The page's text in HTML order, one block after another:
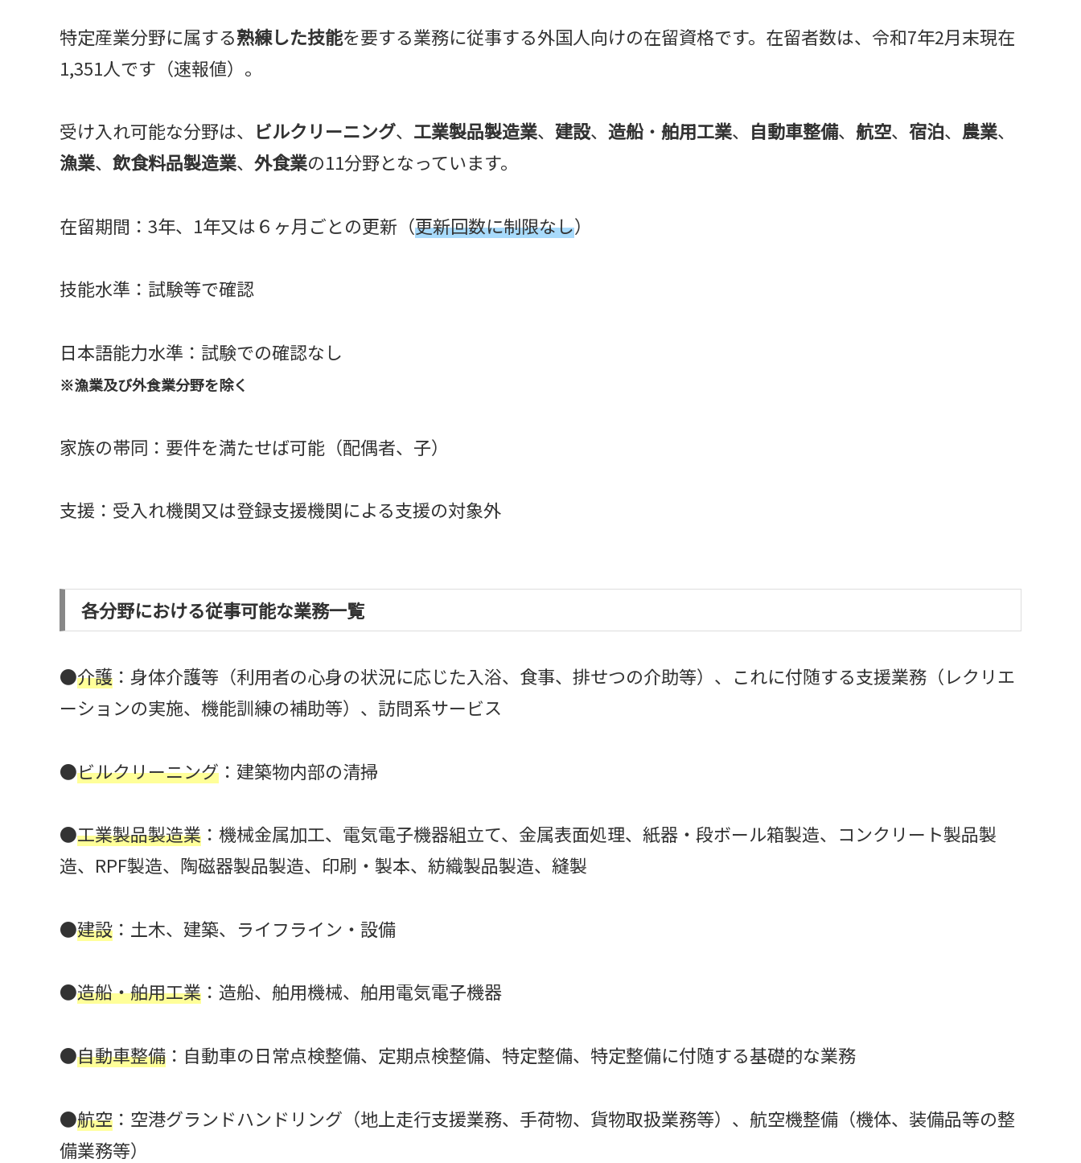
特定産業分野に属する熟練した技能を要する業務に従事する外国人向けの在留資格です。在留者数は、令和7年2月末現在
1,351人です（速報値）。
受け入れ可能な分野は、 ビルクリーニング、 工業製品製造業、 建設、 造船 ・ 舶用工業、 自動車整備、 航空、 宿泊、 農業、
漁業、 飲食料品製造業、 外食業の11分野となっています。
在留期間：3年、1年又は６ヶ月ごとの更新（更新回数に制限なし）
技能水準：試験等で確認
日本語能力水準：試験での確認なし
※漁業及び外食業分野を除く
家族の帯同：要件を満たせば可能（配偶者、子）
支援：受入れ機関又は登録支援機関による支援の対象外
各分野における従事可能な業務一覧
●介護 ：身体介護等（利用者の心身の状況に応じた入浴、食事、排せつの介助等）、これに付随する支援業務（レクリエ
ーションの実施、機能訓練の補助等）、訪問系サービス
●ビルクリーニング ：建築物内部の清掃
●工業製品製造業 ：機械金属加工、電気電子機器組立て、金属表面処理、紙器・段ボール箱製造、コンクリート製品製
造、RPF製造、陶磁器製品製造、印刷・製本、紡織製品製造、縫製
●建設 ：土木、建築、ライフライン・設備
●造船・舶用工業 ：造船、舶用機械、舶用電気電子機器
●自動車整備 ：自動車の日常点検整備、定期点検整備、特定整備、特定整備に付随する基礎的な業務
●航空 ：空港グランドハンドリング（地上走行支援業務、手荷物、貨物取扱業務等）、航空機整備（機体、装備品等の整
備業務等）